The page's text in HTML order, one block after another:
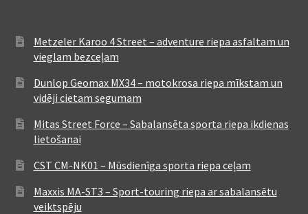
Metzeler Karoo 4 Street – adventure riepa asfaltam un
vieglam bezceļam
Dunlop Geomax MX34 – motokrosa riepa mīkstam un
vidēji cietam segumam
Mitas Street Force – Sabalansēta sporta riepa ikdienas
lietošanai
CST CM-NK01 – Mūsdienīga sporta riepa ceļam
Maxxis MA-ST3 – Sport-touring riepa ar sabalansētu
veiktspēju